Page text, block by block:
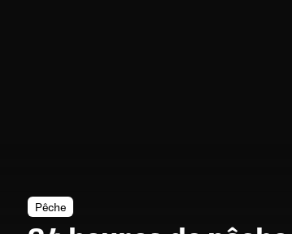
Pêche